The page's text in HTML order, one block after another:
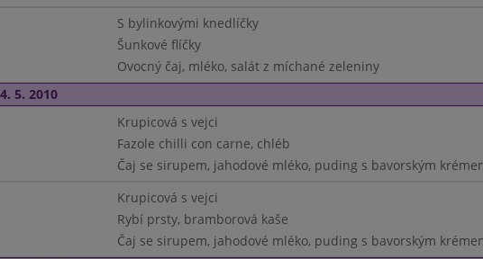
S bylinkovými knedlíčky
Šunkové flíčky
Ovocný čaj, mléko, salát z míchané zeleniny
5. 2010
Krupicová s vejci
Fazole chilli con carne, chléb
Čaj se sirupem, jahodové mléko, puding s bavorským
Krupicová s vejci
Rybí prsty, bramborová kaše
Čaj se sirupem, jahodové mléko, puding s bavorským